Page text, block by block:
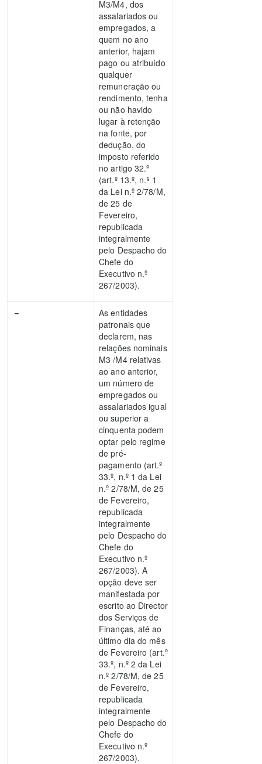
M3/M4, dos
assalariados ou
empregados, a
quem no ano
anterior, hajam
pago ou atribuído
qualquer
remuneração ou
rendimento, tenha
ou não havido
lugar à retenção
na fonte, por
dedução, do
imposto referido
no artigo 32.º
(art.º 13.º, n.º 1
da Lei n.º 2/78/M,
de 25 de
Fevereiro,
republicada
integralmente
pelo Despacho do
Chefe do
Executivo n.º
267/2003).
－
As entidades
patronais que
declarem, nas
relações nominais
M3 /M4 relativas
ao ano anterior,
um número de
empregados ou
assalariados igual
ou superior a
cinquenta podem
optar pelo regime
de pré-
pagamento (art.º
33.º, n.º 1 da Lei
n.º 2/78/M, de 25
de Fevereiro,
republicada
integralmente
pelo Despacho do
Chefe do
Executivo n.º
267/2003). A
opção deve ser
manifestada por
escrito ao Director
dos Serviços de
Finanças, até ao
último dia do mês
de Fevereiro (art.º
33.º, n.º 2 da Lei
n.º 2/78/M, de 25
de Fevereiro,
republicada
integralmente
pelo Despacho do
Chefe do
Executivo n.º
267/2003).